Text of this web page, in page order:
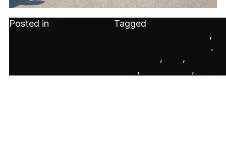
Posted in
Tagged
,
,
, ,
, ,